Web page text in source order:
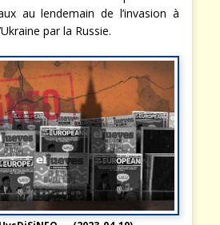
au lendemain de l’invasion à
par la Russie.